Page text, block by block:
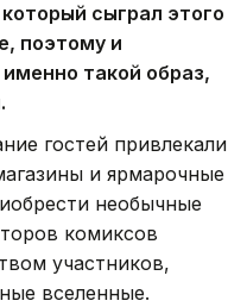
сыграл этого
поэтому и
такой образ,
гостей привлекали
и ярмарочные
необычные
комиксов
участников,
вселенные.